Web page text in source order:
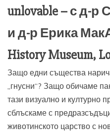
unlovable – с д-
и д-р Ерика
History Museum,
Защо едни същества
„гнусни“? Защо обичаме
тази визуално и културно
сблъскаме с
животинското царство с